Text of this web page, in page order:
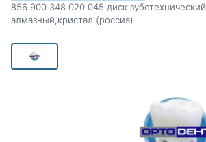
856 900 348 020 045 диск зуботехнический
алмазный,кристал (россия)